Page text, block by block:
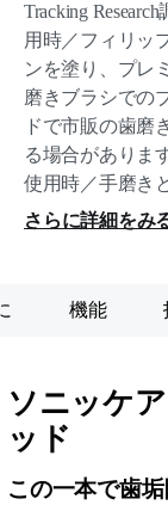
Tracking
用時／フィリッ
ンを塗り、プレ
磨きブラシでの
ドで市販の歯磨
る場合がありま
使用時／手磨き
さらに詳細をみ
機能
ソニッケ
ッド
この一本で歯